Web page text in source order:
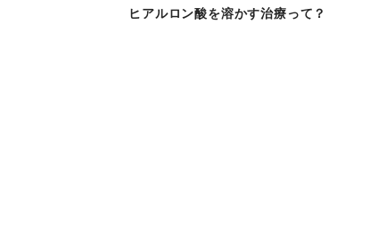
ヒアルロン酸を溶かす治療って？